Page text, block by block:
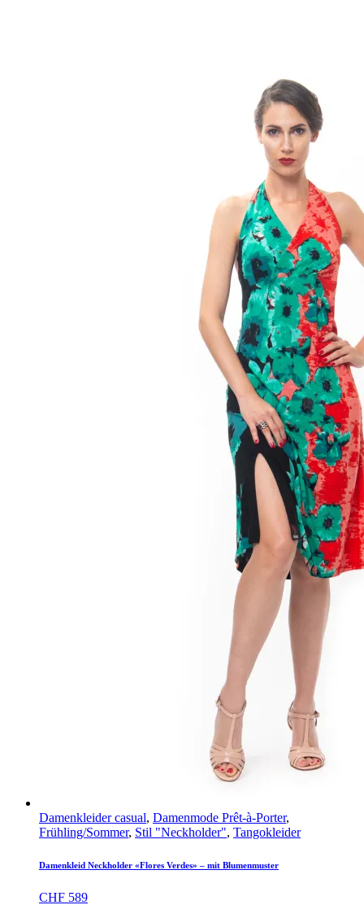
Damenkleider casual, Damenmode Prêt-à-Porter,
Frühling/Sommer, Stil "Neckholder", Tangokleider
Damenkleid Neckholder «Flores Verdes» – mit Blumenmuster
CHF 589